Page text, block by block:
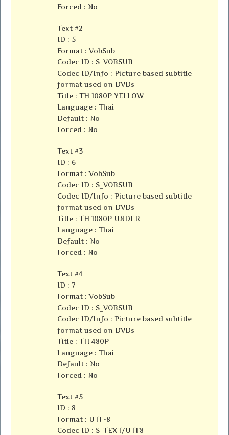
Forced : No
Text #2
ID : 5
Format : VobSub
Codec ID : S_VOBSUB
Codec ID/Info : Picture based subtitle
format used on DVDs
Title : TH 1080P YELLOW
Language : Thai
Default : No
Forced : No
Text #3
ID : 6
Format : VobSub
Codec ID : S_VOBSUB
Codec ID/Info : Picture based subtitle
format used on DVDs
Title : TH 1080P UNDER
Language : Thai
Default : No
Forced : No
Text #4
ID : 7
Format : VobSub
Codec ID : S_VOBSUB
Codec ID/Info : Picture based subtitle
format used on DVDs
Title : TH 480P
Language : Thai
Default : No
Forced : No
Text #5
ID : 8
Format : UTF-8
Codec ID : S_TEXT/UTF8